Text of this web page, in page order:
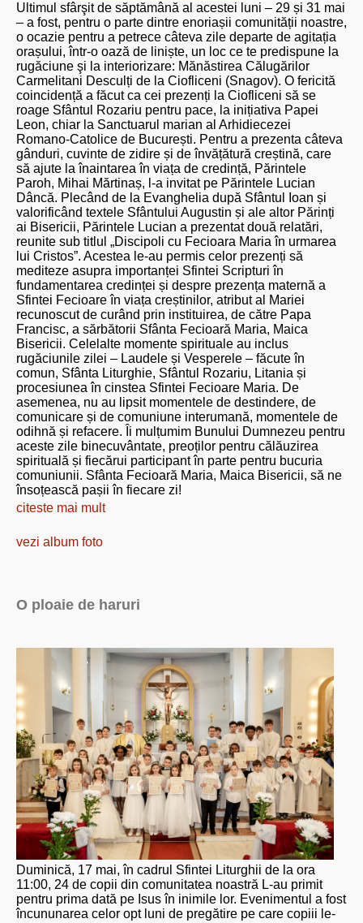
Ultimul sfârşit de săptămână al acestei luni – 29 și 31 mai
– a fost, pentru o parte dintre enoriașii comunității noastre,
o ocazie pentru a petrece câteva zile departe de agitația
orașului, într-o oază de liniște, un loc ce te predispune la
rugăciune şi la interiorizare: Mănăstirea Călugărilor
Carmelitani Desculți de la Ciofliceni (Snagov). O fericită
coincidență a făcut ca cei prezenți la Ciofliceni să se
roage Sfântul Rozariu pentru pace, la inițiativa Papei
Leon, chiar la Sanctuarul marian al Arhidiecezei
Romano-Catolice de București. Pentru a prezenta câteva
gânduri, cuvinte de zidire și de învățătură creștină, care
să ajute la înaintarea în viața de credință, Părintele
Paroh, Mihai Mărtinaș, l-a invitat pe Părintele Lucian
Dâncă. Plecând de la Evanghelia după Sfântul Ioan și
valorificând textele Sfântului Augustin și ale altor Părinți
ai Bisericii, Părintele Lucian a prezentat două relatări,
reunite sub titlul „Discipoli cu Fecioara Maria în urmarea
lui Cristos”. Acestea le-au permis celor prezenți să
mediteze asupra importanței Sfintei Scripturi în
fundamentarea credinței și despre prezența maternă a
Sfintei Fecioare în viața creștinilor, atribut al Mariei
recunoscut de curând prin instituirea, de către Papa
Francisc, a sărbătorii Sfânta Fecioară Maria, Maica
Bisericii. Celelalte momente spirituale au inclus
rugăciunile zilei – Laudele și Vesperele – făcute în
comun, Sfânta Liturghie, Sfântul Rozariu, Litania și
procesiunea în cinstea Sfintei Fecioare Maria. De
asemenea, nu au lipsit momentele de destindere, de
comunicare și de comuniune interumană, momentele de
odihnă și refacere. Îi mulțumim Bunului Dumnezeu pentru
aceste zile binecuvântate, preoților pentru călăuzirea
spirituală și fiecărui participant în parte pentru bucuria
comuniunii. Sfânta Fecioară Maria, Maica Bisericii, să ne
însoțească pașii în fiecare zi!
citeste mai mult
vezi album foto
O ploaie de haruri
Duminică, 17 mai, în cadrul Sfintei Liturghii de la ora
11:00, 24 de copii din comunitatea noastră L-au primit
pentru prima dată pe Isus în inimile lor. Evenimentul a fost
încununarea celor opt luni de pregătire pe care copiii le-